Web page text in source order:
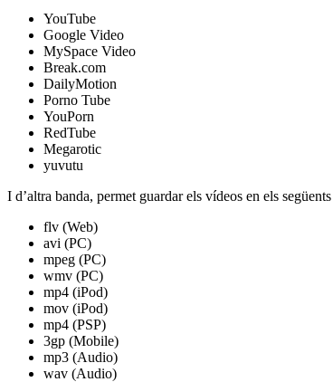
YouTube
Google Video
MySpace Video
Break.com
DailyMotion
Porno Tube
YouPorn
RedTube
Megarotic
yuvutu
I d’altra banda, permet guardar els vídeos en els
flv (Web)
avi (PC)
mpeg (PC)
wmv (PC)
mp4 (iPod)
mov (iPod)
mp4 (PSP)
3gp (Mobile)
mp3 (Audio)
wav (Audio)